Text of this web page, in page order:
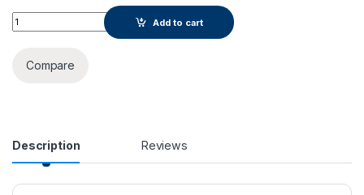
Maska za Samsung a31 quantity Add to cart
Compare
Description Reviews